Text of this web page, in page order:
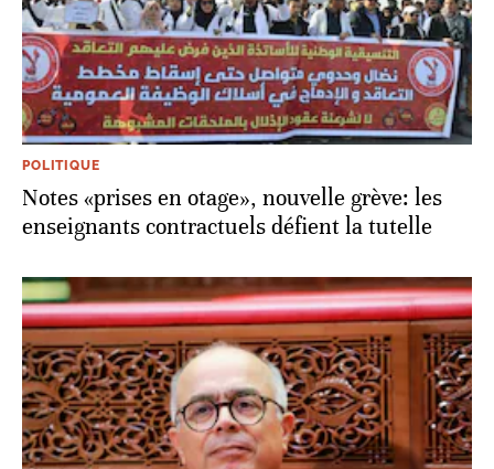
POLITIQUE
Notes «prises en otage», nouvelle grève: les
enseignants contractuels défient la tutelle